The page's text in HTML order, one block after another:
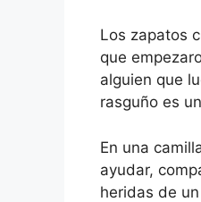
Los zapatos
que
alguien que
rasguño es
En una
ayudar,
heridas de